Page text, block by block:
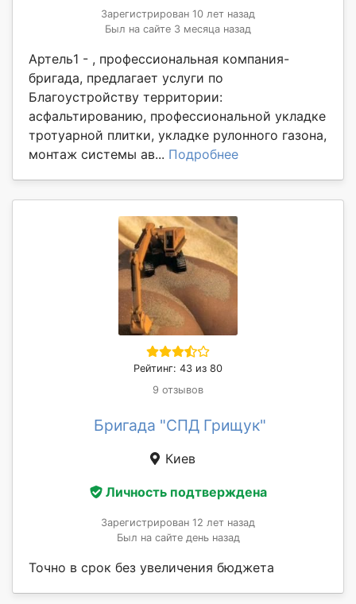
Зарегистрирован 10 лет назад
Был на сайте 3 месяца назад
Артель1 - , профессиональная компания-
бригада, предлагает услуги по
Благоустройству территории:
асфальтированию, профессиональной укладке
тротуарной плитки, укладке рулонного газона,
монтаж системы ав... Подробнее
Рейтинг: 43 из 80
9 отзывов
Бригада "СПД Грищук"
Киев
Личность подтверждена
Зарегистрирован 12 лет назад
Был на сайте день назад
Точно в срок без увеличения бюджета